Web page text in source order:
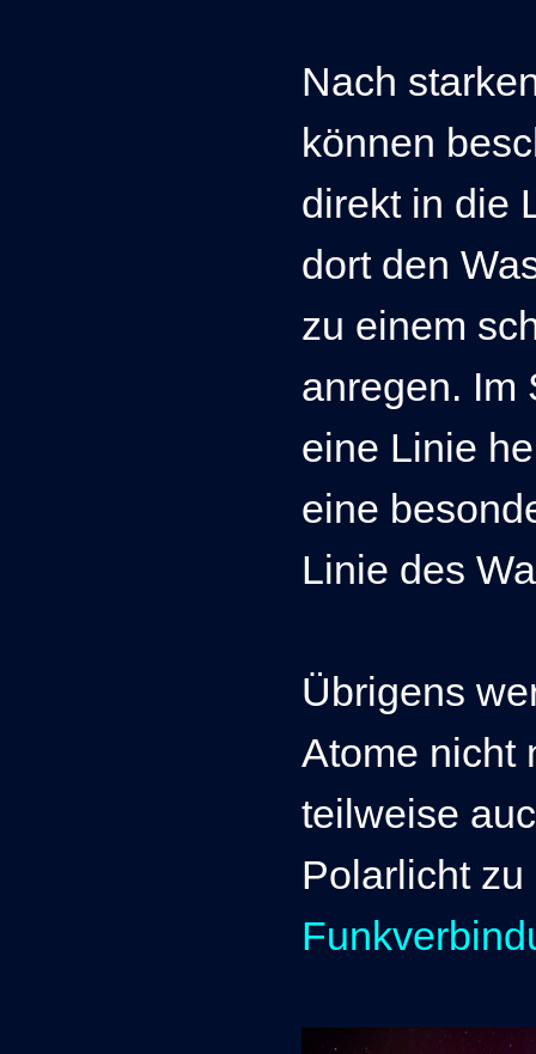
Nach
können
direkt in die
dort den
zu einem
anregen. Im
eine Linie
eine
Linie des
Übrigens
Atome nicht
teilweise
Polarlicht